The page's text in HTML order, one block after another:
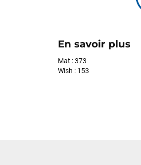
En savoir plus
Mat : 373
Wish : 153